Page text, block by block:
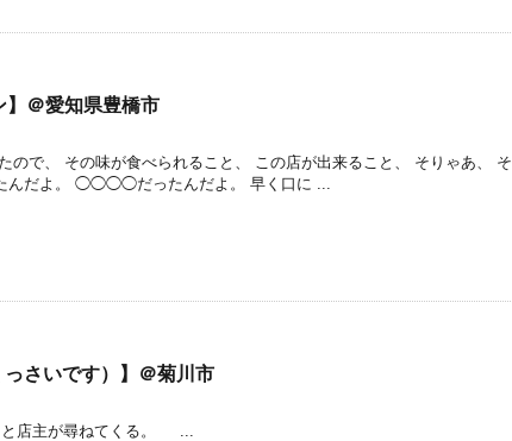
】＠愛知県豊橋市
ので、 その味が食べられること、 この店が出来ること、 そりゃあ、 そ
だよ。 ◯◯◯◯だったんだよ。 早く口に ...
さいです）】＠菊川市
主が尋ねてくる。 ...